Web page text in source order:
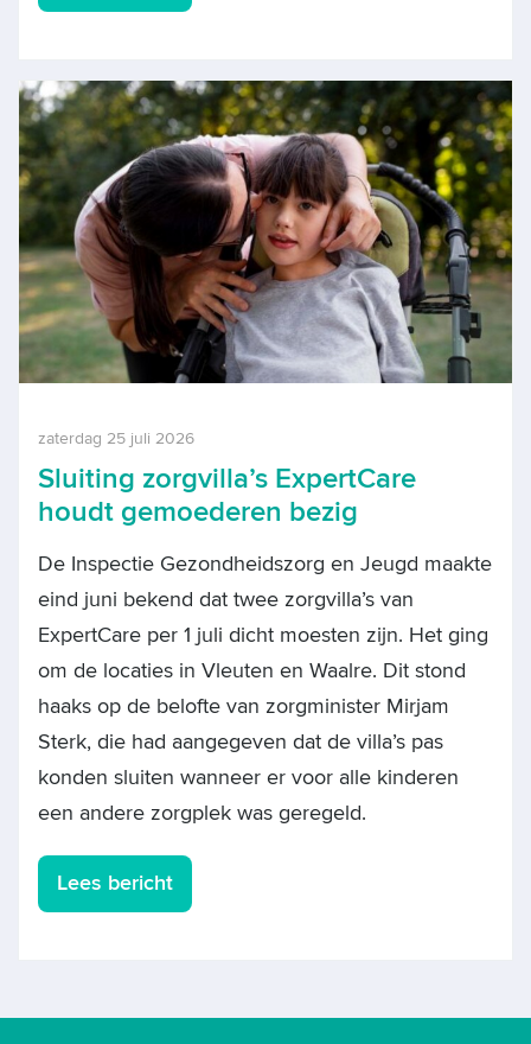
zaterdag 25 juli 2026
Sluiting zorgvilla’s ExpertCare
houdt gemoederen bezig
De Inspectie Gezondheidszorg en Jeugd maakte
eind juni bekend dat twee zorgvilla’s van
ExpertCare per 1 juli dicht moesten zijn. Het ging
om de locaties in Vleuten en Waalre. Dit stond
haaks op de belofte van zorgminister Mirjam
Sterk, die had aangegeven dat de villa’s pas
konden sluiten wanneer er voor alle kinderen
een andere zorgplek was geregeld.
Lees bericht